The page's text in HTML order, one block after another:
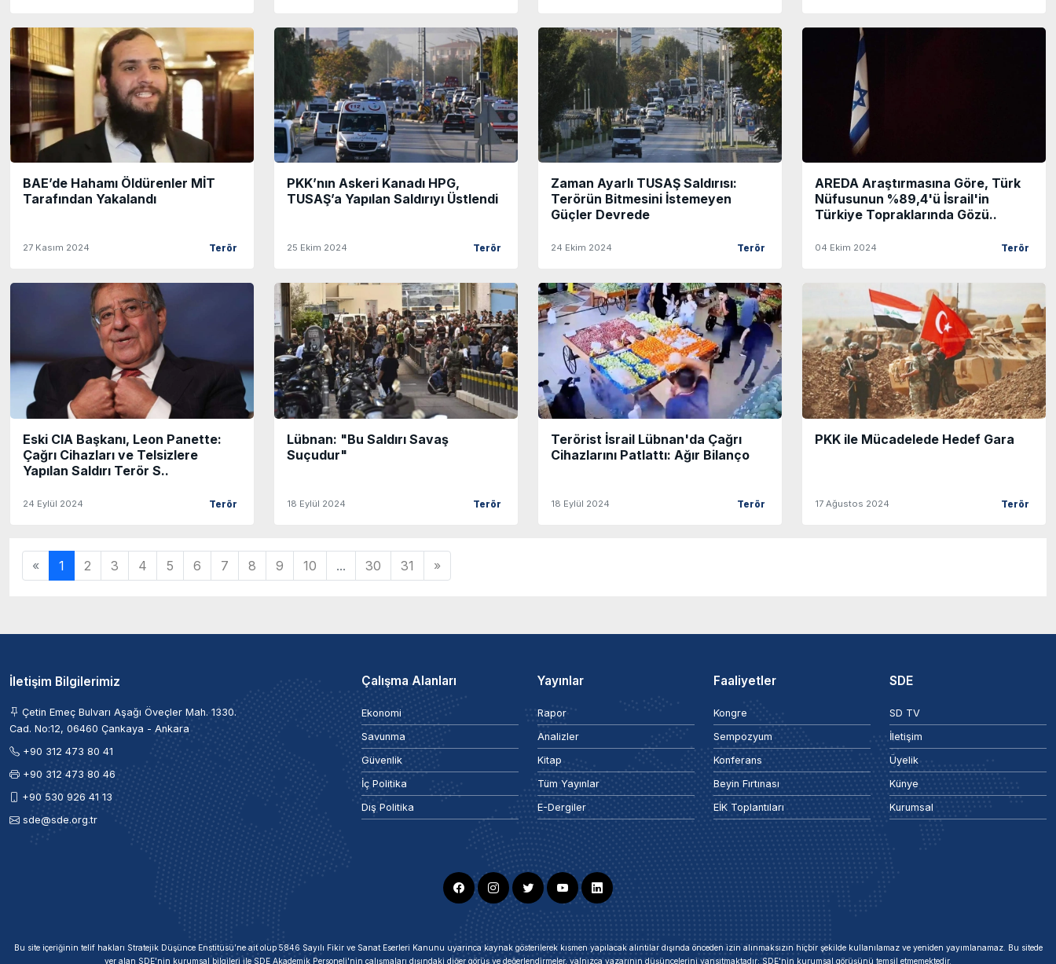
BAE’de Hahamı Öldürenler MİT
Tarafından Yakalandı
27 Kasım 2024 Terör
PKK’nın Askeri Kanadı HPG,
TUSAŞ’a Yapılan Saldırıyı Üstlendi
25 Ekim 2024 Terör
Zaman Ayarlı TUSAŞ Saldırısı:
Terörün Bitmesini İstemeyen
Güçler Devrede
24 Ekim 2024 Terör
AREDA Araştırmasına Göre, Türk
Nüfusunun %89,4'ü İsrail'in
Türkiye Topraklarında Gözü..
04 Ekim 2024 Terör
Eski CIA Başkanı, Leon Panette:
Çağrı Cihazları ve Telsizlere
Yapılan Saldırı Terör S..
24 Eylül 2024 Terör
Lübnan: "Bu Saldırı Savaş
Suçudur"
18 Eylül 2024 Terör
Terörist İsrail Lübnan'da Çağrı
Cihazlarını Patlattı: Ağır Bilanço
18 Eylül 2024 Terör
PKK ile Mücadelede Hedef Gara
17 Ağustos 2024 Terör
« 1 2 3 4 5 6 7 8 9 10 ... 30 31 »
İletişim Bilgilerimiz
Çetin Emeç Bulvarı Aşağı Öveçler Mah. 1330.
Cad. No:12, 06460 Çankaya - Ankara
+90 312 473 80 41
+90 312 473 80 46
+90 530 926 41 13
sde@sde.org.tr
Çalışma Alanları
Ekonomi
Savunma
Güvenlik
İç Politika
Dış Politika
Yayınlar
Rapor
Analizler
Kitap
Tüm Yayınlar
E-Dergiler
Faaliyetler
Kongre
Sempozyum
Konferans
Beyin Fırtınası
EİK Toplantıları
SDE
SD TV
İletişim
Üyelik
Künye
Kurumsal
Bu site içeriğinin telif hakları Stratejik Düşünce Enstitüsü’ne ait olup 5846 Sayılı Fikir ve Sanat Eserleri Kanunu uyarınca kaynak gösterilerek kısmen yapılacak alıntılar dışında önceden izin alınmaksızın hiçbir şekilde kullanılamaz ve yeniden yayımlanamaz. Bu sitede
yer alan SDE'nin kurumsal bilgileri ile SDE Akademik Personeli'nin çalışmaları dışındaki diğer görüş ve değerlendirmeler, yalnızca yazarının düşüncelerini yansıtmaktadır; SDE'nin kurumsal görüşünü temsil etmemektedir.